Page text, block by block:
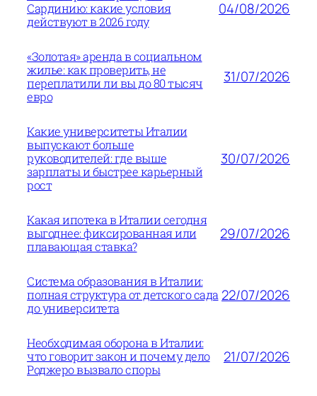
Сардинию: какие условия
действуют в 2026 году
04/08/2026
«Золотая» аренда в социальном
жилье: как проверить, не
переплатили ли вы до 80 тысяч
евро
31/07/2026
Какие университеты Италии
выпускают больше
руководителей: где выше
зарплаты и быстрее карьерный
рост
30/07/2026
Какая ипотека в Италии сегодня
выгоднее: фиксированная или
плавающая ставка?
29/07/2026
Система образования в Италии:
полная структура от детского сада
до университета
22/07/2026
Необходимая оборона в Италии:
что говорит закон и почему дело
Роджеро вызвало споры
21/07/2026